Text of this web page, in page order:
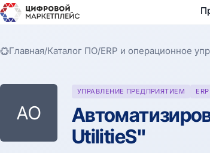
Главная/Каталог ПО/ERP и операционное
АO
УПРАВЛЕНИЕ ПРЕДПРИЯТИЕМ
UtilitieS"